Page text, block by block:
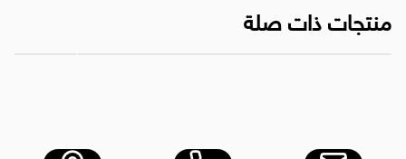
منتجات ذات صلة
طبق تقديم مربع أبيض اللون للاستخدام مرة واحدة مع حافة دائرية - 6 قطع